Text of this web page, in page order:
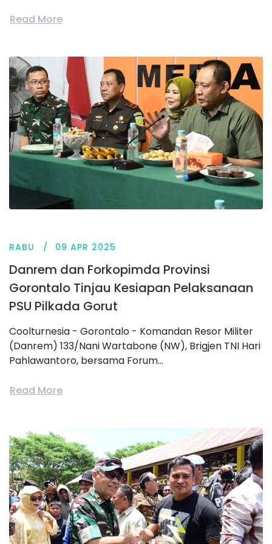
Read More
RABU 09 APR 2025
Danrem dan Forkopimda Provinsi
Gorontalo Tinjau Kesiapan Pelaksanaan
PSU Pilkada Gorut
Coolturnesia - Gorontalo - Komandan Resor Militer
(Danrem) 133/Nani Wartabone (NW), Brigjen TNI Hari
Pahlawantoro, bersama Forum...
Read More